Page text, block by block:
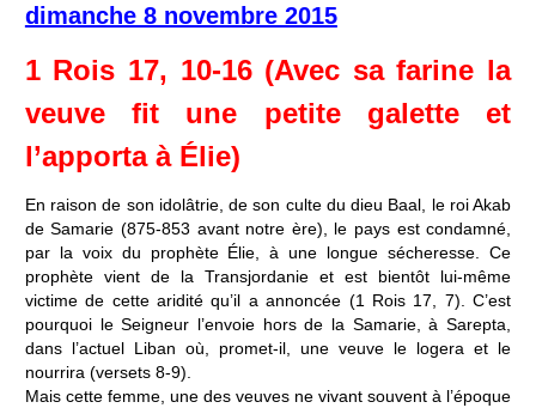
dimanche 8 novembre 2015
1 Rois 17, 10-16 (Avec sa farine la
veuve fit une petite galette et
l’apporta à Élie)
En raison de son idolâtrie, de son culte du dieu Baal, le roi Akab
de Samarie (875-853 avant notre ère), le pays est condamné,
par la voix du prophète Élie, à une longue sécheresse. Ce
prophète vient de la Transjordanie et est bientôt lui-même
victime de cette aridité qu’il a annoncée (1 Rois 17, 7). C’est
pourquoi le Seigneur l’envoie hors de la Samarie, à Sarepta,
dans l’actuel Liban où, promet-il, une veuve le logera et le
nourrira (versets 8-9).
Mais cette femme, une des veuves ne vivant souvent à l’époque